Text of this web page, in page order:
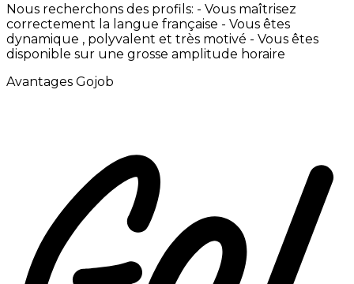
Nous recherchons des profils: - Vous maîtrisez
correctement la langue française - Vous êtes
dynamique , polyvalent et très motivé - Vous êtes
disponible sur une grosse amplitude horaire
Avantages Gojob